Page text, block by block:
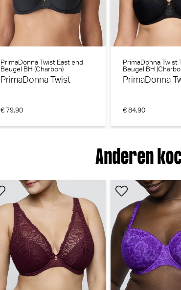
PrimaDonna Twist East end
Beugel BH (Charbon)
PrimaDonna Twist
€ 79,90
PrimaDonna Twist
Beugel BH
PrimaDonna
€ 84,90
Anderen